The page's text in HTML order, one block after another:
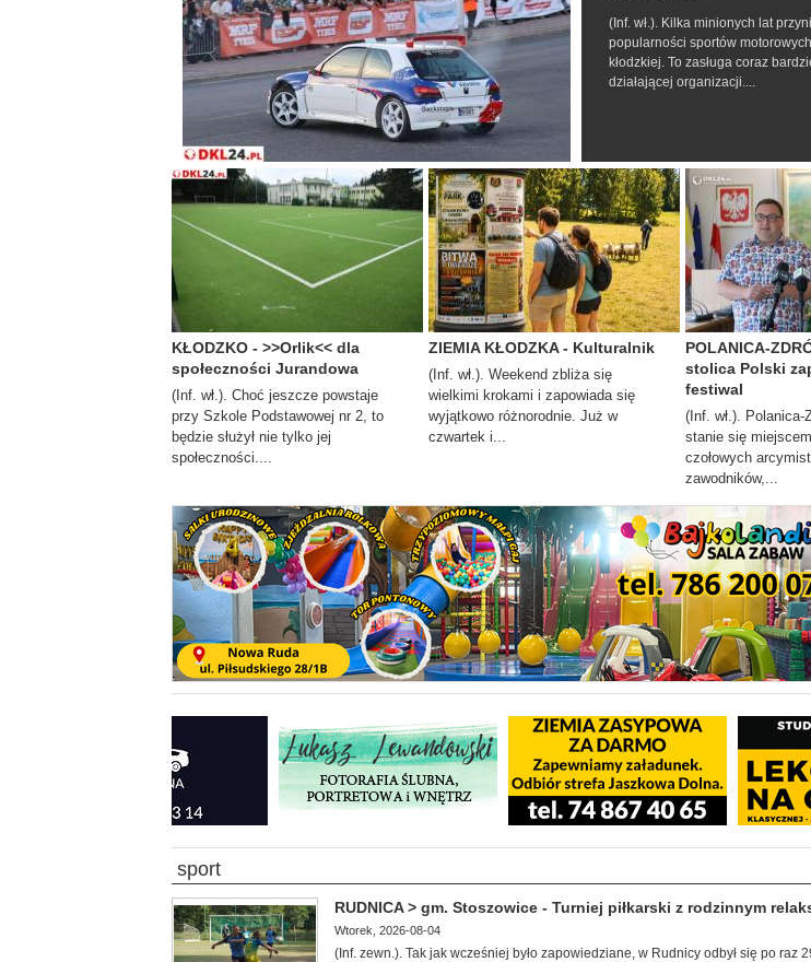
(Inf. wł.). Kilka minionych lat
popularności sportów
kłodzkiej. To zasługa coraz
działającej organizacji....
KŁODZKO - >>Orlik<< dla
społeczności Jurandowa
(Inf. wł.). Choć jeszcze powstaje
przy Szkole Podstawowej nr 2, to
będzie służył nie tylko jej
społeczności....
ZIEMIA KŁODZKA - Kulturalnik
(Inf. wł.). Weekend zbliża się
wielkimi krokami i zapowiada się
wyjątkowo różnorodnie. Już w
czwartek i...
POLANICA-
stolica Polski
festiwal
(Inf. wł.). Polanica-
stanie się
czołowych
zawodników,...
sport
RUDNICA > gm. Stoszowice - Turniej piłkarski z rodzinnym
Wtorek, 2026-08-04
(Inf. zewn.). Tak jak wcześniej było zapowiedziane, w Rudnicy odbył się po raz